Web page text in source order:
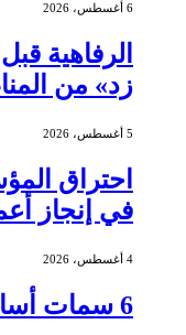
6 أغسطس، 2026
الرفاهية
زد» من
5 أغسطس، 2026
احتراق
في إنجاز
4 أغسطس، 2026
6 سمات أساسية لنجاح رواد الأعمال